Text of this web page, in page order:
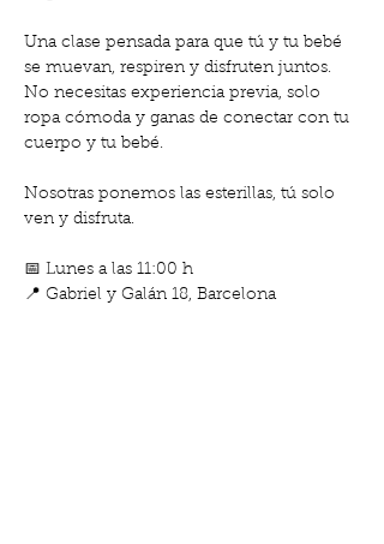
Una clase pensada para que tú y tu bebé
se muevan, respiren y disfruten juntos.
No necesitas experiencia previa, solo
ropa cómoda y ganas de conectar con tu
cuerpo y tu bebé.
Nosotras ponemos las esterillas, tú solo
ven y disfruta.
📅 Lunes a las 11:00 h
📍 Gabriel y Galán 18, Barcelona